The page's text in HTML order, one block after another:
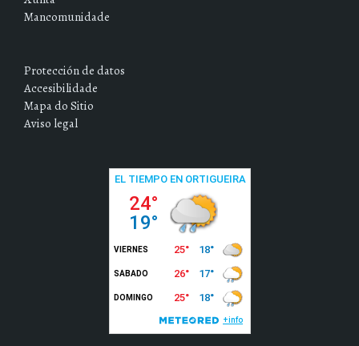
Mancomunidade
Protección de datos
Accesibilidade
Mapa do Sitio
Aviso legal